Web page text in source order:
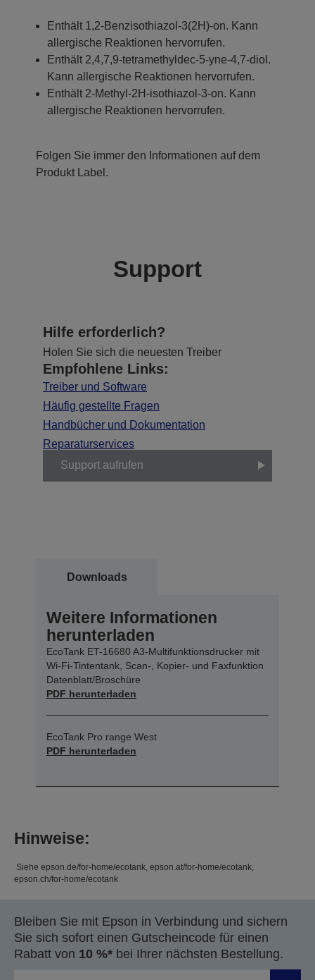
Enthält 1,2-Benzisothiazol-3(2H)-on. Kann
allergische Reaktionen hervorrufen.
Enthält 2,4,7,9-tetramethyldec-5-yne-4,7-diol.
Kann allergische Reaktionen hervorrufen.
Enthält 2-Methyl-2H-isothiazol-3-on. Kann
allergische Reaktionen hervorrufen.
Folgen Sie immer den Informationen auf dem
Produkt Label.
Support
Hilfe erforderlich?
Holen Sie sich die neuesten Treiber
Empfohlene Links:
Treiber und Software
Häufig gestellte Fragen
Handbücher und Dokumentation
Reparaturservices
Support aufrufen
Downloads
Weitere Informationen
herunterladen
EcoTank ET-16680 A3-Multifunktionsdrucker mit
Wi-Fi-Tintentank, Scan-, Kopier- und Faxfunktion
Datenblatt/Broschüre
PDF herunterladen
EcoTank Pro range West
PDF herunterladen
Hinweise:
Siehe epson.de/for-home/ecotank, epson.at/for-home/ecotank,
epson.ch/for-home/ecotank
Bleiben Sie mit Epson in Verbindung und sichern
Sie sich sofort einen Gutscheincode für einen
Rabatt von 10 %* bei Ihrer nächsten Bestellung.